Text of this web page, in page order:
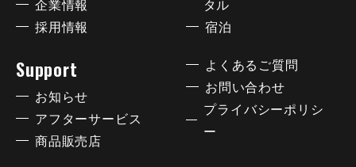
企業情報
採用情報
タル
宿泊
Support
お知らせ
アフターサービス
商品販売店
よくあるご質問
お問い合わせ
プライバシーポリシ
ー